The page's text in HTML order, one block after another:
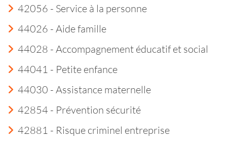
42056 - Service à la personne
44026 - Aide famille
44028 - Accompagnement éducatif et social
44041 - Petite enfance
44030 - Assistance maternelle
42854 - Prévention sécurité
42881 - Risque criminel entreprise